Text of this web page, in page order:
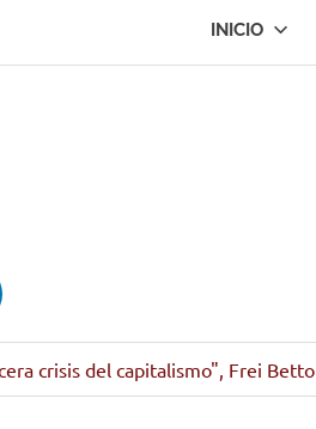
INICIO
crisis del capitalismo", Frei Betto